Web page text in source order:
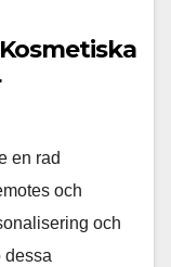
en rad
och
och
dessa